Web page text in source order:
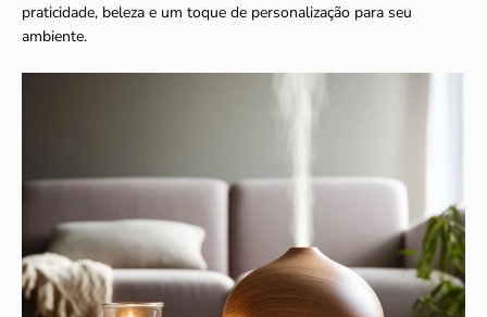
praticidade, beleza e um toque de personalização para seu
ambiente.